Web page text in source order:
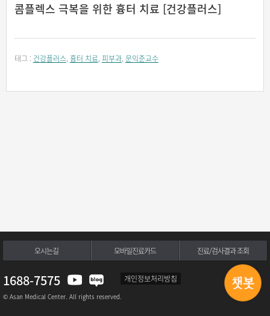
콤플렉스 극복을 위한 흉터 치료 [건강플러스]
태그 : 건강플러스, 흉터 치료, 피부과, 문익준교수
오시는길 모바일진료카드 진료/검사결과 조회
1688-7575 개인정보처리방침
© Asan Medical Center. All rights reserved.